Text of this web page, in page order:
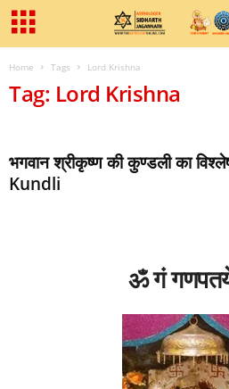
Home Tags Lord Krishna
Tag: Lord Krishna
भगवान श्रीकृष्‍ण की कुण्‍डली का
Kundli
ॐ गं